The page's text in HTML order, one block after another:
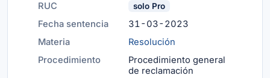
RUC solo Pro
Fecha sentencia
31-03-2023
Materia
Resolución
Procedimiento
Procedimiento general
de reclamación